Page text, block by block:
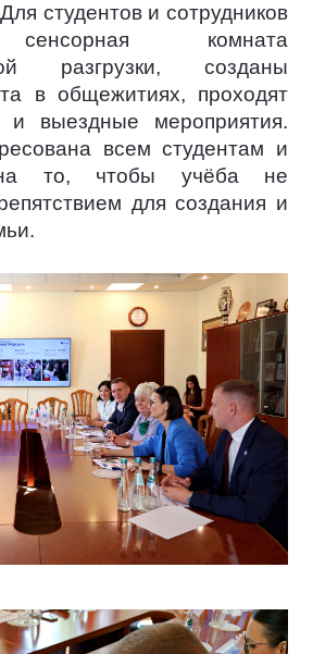
студентов и сотрудников
комната
разгрузки, созданы
в общежитиях, проходят
и выездные мероприятия.
всем студентам и
на то, чтобы учёба не
для создания и